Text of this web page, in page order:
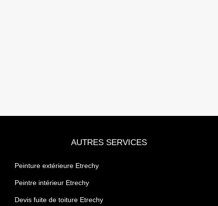
AUTRES SERVICES
Peinture extérieure Etrechy
Peintre intérieur Etrechy
Devis fuite de toiture Etrechy